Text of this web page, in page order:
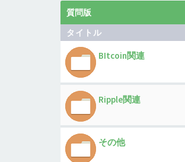
質問版
タイトル
BItcoin関連
Ripple関連
その他